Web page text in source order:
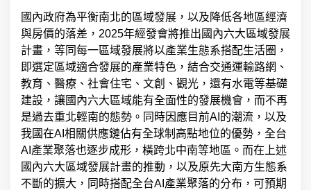
國內政府為平衡南北的區域發展，以及降低各地區經濟
與房價的落差，2025年經發會將推出國內六大區域發展
計畫，等同每一區域發展將以產業生態系搭配生活圈，
即選定區域適合發展的產業特色，結合交通運輸路網、
教育、醫療、社會住宅、文創、觀光，還有水電等基礎
建設，讓國內六大區域能有全面性的發展機會，而不再
是過去重北輕南的態勢。同時因應目前AI的潮流，以及
我國在AI相關供應鏈佔有全球制高點地位的優勢，全台
AI產業聚落也逐步成形，橫跨北中南等地區。而在上述
國內六大區域發展計畫的推動，以及原先大南方生態系
不斷的擴大，同時搭配全台AI產業聚落的分布，可預期